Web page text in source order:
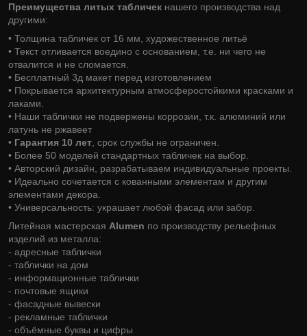
Преимущества литых табличек нашего производства над
другими:
• Толщина табличек от 16 мм, художественное литьё
• Текст отливается воедино с основанием, т.е. ни чего не
отвалится и не сломается.
• Бесплатный 3д макет перед изготовлением
• Покрывается архитектурным атмосферостойкими красками и
лаками.
• Наши таблички не подвержены коррозии, т.к. алюминий или
латунь не ржавеет
• Гарантия 10 лет , срок службы не ограничен.
• Более 50 моделей стандартных табличек на выбор.
• Авторский дизайн, разрабатываем индивидуальные проекты.
• Идеально сочетается с кованными элементам и другим
элементами декора.
• Универсальность: украшает любой фасад или забор.
Литейная мастерская Alumen по производству рельефных
изделий из металла:
- адресные таблички
- таблички на дом
- информационные таблички
- почтовые ящики
- фасадные вывески
- рекламные таблички
- объёмные буквы и цифры